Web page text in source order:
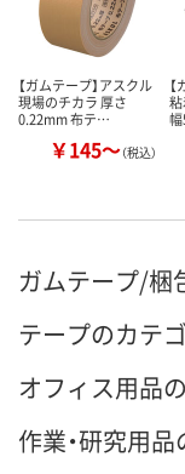
【ガムテープ】アスクル
現場のチカラ 厚さ
0.22mm 布テ…
￥145～（税込）
ガムテープ/梱
テープのカテ
オフィス用品
作業・研究用